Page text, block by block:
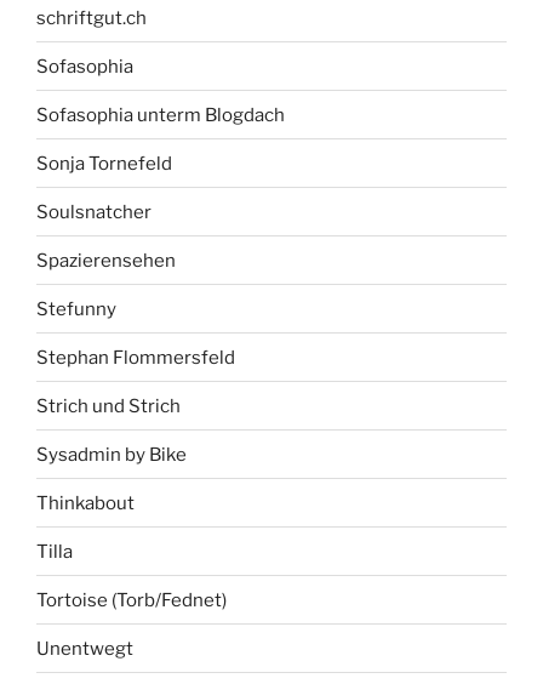
schriftgut.ch
Sofasophia
Sofasophia unterm Blogdach
Sonja Tornefeld
Soulsnatcher
Spazierensehen
Stefunny
Stephan Flommersfeld
Strich und Strich
Sysadmin by Bike
Thinkabout
Tilla
Tortoise (Torb/Fednet)
Unentwegt